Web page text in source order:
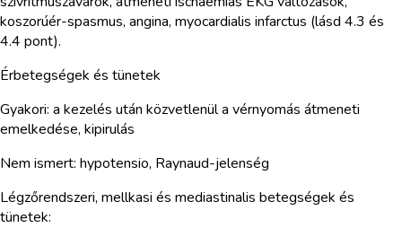
koszorúér-spasmus, angina, myocardialis infarctus (lásd 4.3 és
4.4 pont).
Érbetegségek és tünetek
Gyakori: a kezelés után közvetlenül a vérnyomás átmeneti
emelkedése, kipirulás
Nem ismert: hypotensio, Raynaud-jelenség
Légzőrendszeri, mellkasi és mediastinalis betegségek és
tünetek: